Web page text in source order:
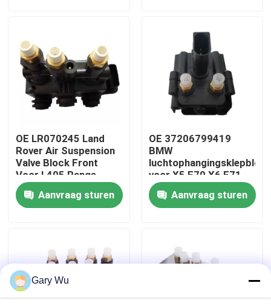
Over ons
Fabriekstocht
Kwaliteitscontrole
Neem contact met ons op
Gevallen
Autoverhangingssysteem
OE LR070245 Land
Rover Air Suspension
Valve Block Front
Voor L405 Range
Rover
Aanvraag sturen
OE 37206799419
BMW
luchtophangingsklepblok
voor X5 E70 X6 E71
E72
Aanvraag sturen
Gary Wu